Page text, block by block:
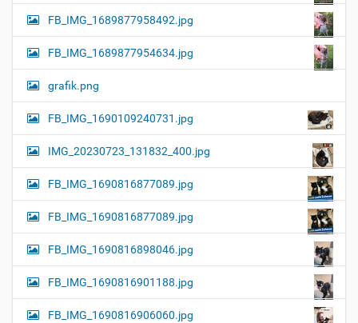
FB_IMG_1689877958492.jpg
FB_IMG_1689877954634.jpg
grafik.png
FB_IMG_1690109240731.jpg
IMG_20230723_131832_400.jpg
FB_IMG_1690816877089.jpg
FB_IMG_1690816877089.jpg
FB_IMG_1690816898046.jpg
FB_IMG_1690816901188.jpg
FB_IMG_1690816906060.jpg